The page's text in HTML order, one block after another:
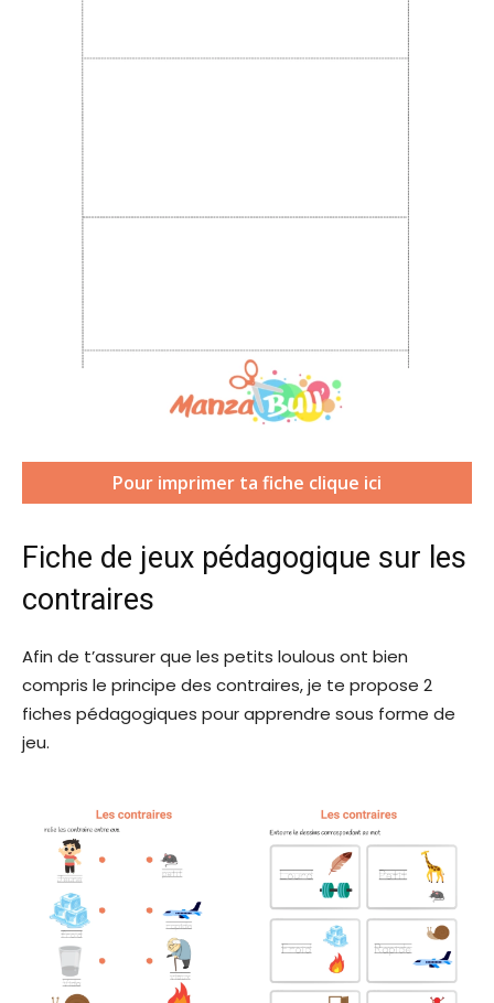
Pour imprimer ta fiche clique ici
Fiche de jeux pédagogique sur les
contraires
Afin de t’assurer que les petits loulous ont bien
compris le principe des contraires, je te propose 2
fiches pédagogiques pour apprendre sous forme de
jeu.